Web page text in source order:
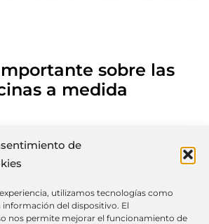
de
utilizamos tecnologías como
del dispositivo. El
nos permite mejorar el funcionamiento de
sobre las
a medida
de cocinas hechas a
apariencia,
y longevidad para crear